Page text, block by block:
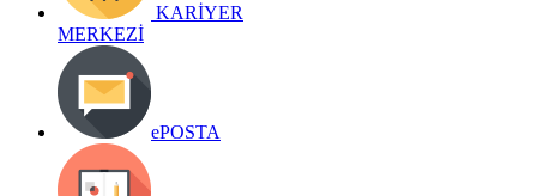
KARİYER
MERKEZİ
ePOSTA